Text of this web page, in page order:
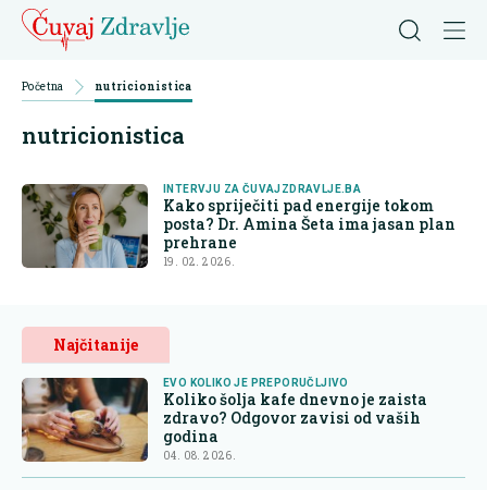
Početna nutricionistica
nutricionistica
INTERVJU ZA ČUVAJZDRAVLJE.BA
Kako spriječiti pad energije tokom
posta? Dr. Amina Šeta ima jasan plan
prehrane
19. 02. 2026.
Najčitanije
EVO KOLIKO JE PREPORUČLJIVO
Koliko šolja kafe dnevno je zaista
zdravo? Odgovor zavisi od vaših
godina
04. 08. 2026.